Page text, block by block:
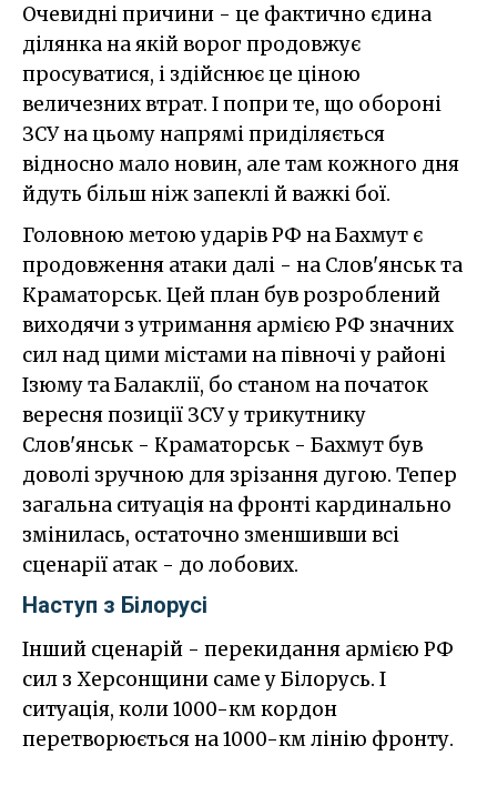
Очевидні причини - це фактично єдина
ділянка на якій ворог продовжує
просуватися, і здійснює це ціною
величезних втрат. І попри те, що обороні
ЗСУ на цьому напрямі приділяється
відносно мало новин, але там кожного дня
йдуть більш ніж запеклі й важкі бої.
Головною метою ударів РФ на Бахмут є
продовження атаки далі - на Слов'янськ та
Краматорськ. Цей план був розроблений
виходячи з утримання армією РФ значних
сил над цими містами на півночі у районі
Ізюму та Балаклії, бо станом на початок
вересня позиції ЗСУ у трикутнику
Слов'янськ - Краматорськ - Бахмут був
доволі зручною для зрізання дугою. Тепер
загальна ситуація на фронті кардинально
змінилась, остаточно зменшивши всі
сценарії атак - до лобових.
Наступ з Білорусі
Інший сценарій - перекидання армією РФ
сил з Херсонщини саме у Білорусь. І
ситуація, коли 1000-км кордон
перетворюється на 1000-км лінію фронту.